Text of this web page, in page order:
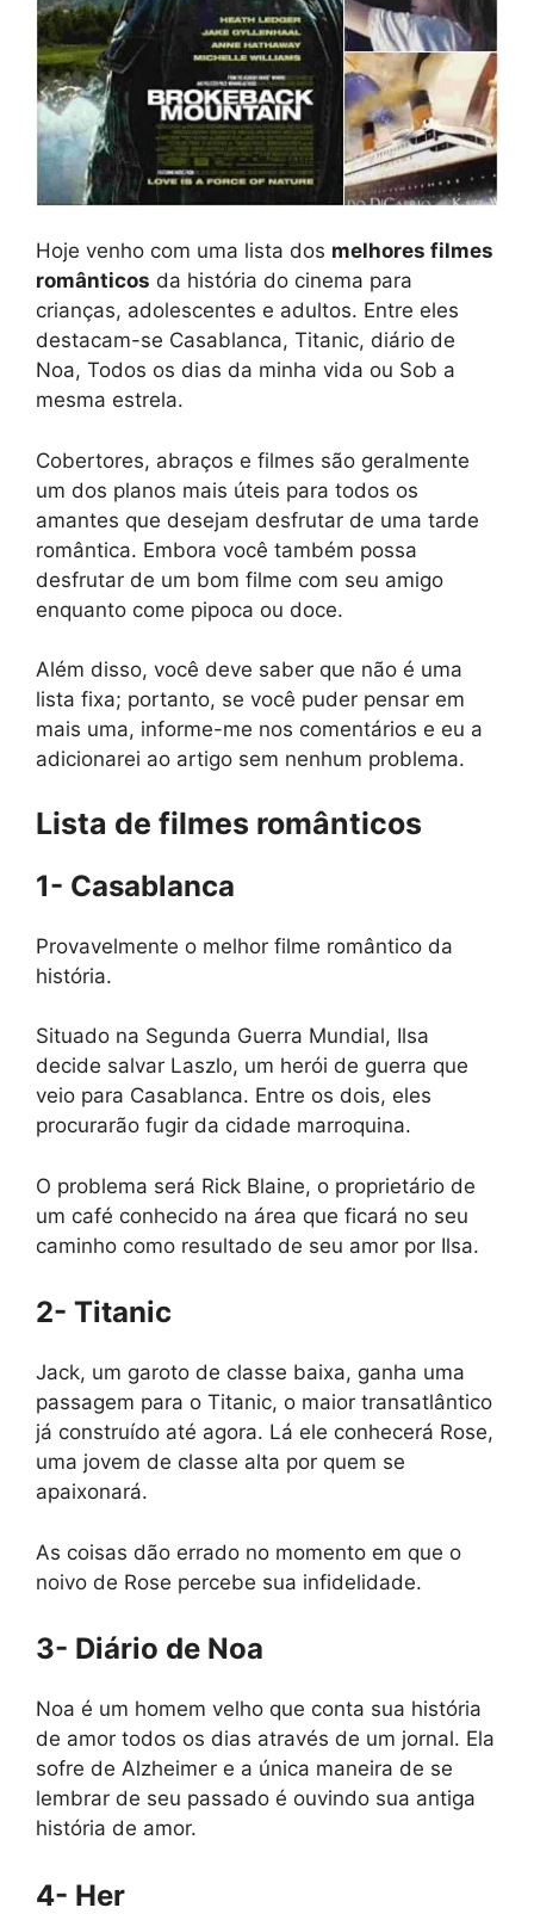
Hoje venho com uma lista dos melhores filmes
românticos da história do cinema para
crianças, adolescentes e adultos. Entre eles
destacam-se Casablanca, Titanic, diário de
Noa, Todos os dias da minha vida ou Sob a
mesma estrela.
Cobertores, abraços e filmes são geralmente
um dos planos mais úteis para todos os
amantes que desejam desfrutar de uma tarde
romântica. Embora você também possa
desfrutar de um bom filme com seu amigo
enquanto come pipoca ou doce.
Além disso, você deve saber que não é uma
lista fixa; portanto, se você puder pensar em
mais uma, informe-me nos comentários e eu a
adicionarei ao artigo sem nenhum problema.
Lista de filmes românticos
1- Casablanca
Provavelmente o melhor filme romântico da
história.
Situado na Segunda Guerra Mundial, Ilsa
decide salvar Laszlo, um herói de guerra que
veio para Casablanca. Entre os dois, eles
procurarão fugir da cidade marroquina.
O problema será Rick Blaine, o proprietário de
um café conhecido na área que ficará no seu
caminho como resultado de seu amor por Ilsa.
2- Titanic
Jack, um garoto de classe baixa, ganha uma
passagem para o Titanic, o maior transatlântico
já construído até agora. Lá ele conhecerá Rose,
uma jovem de classe alta por quem se
apaixonará.
As coisas dão errado no momento em que o
noivo de Rose percebe sua infidelidade.
3- Diário de Noa
Noa é um homem velho que conta sua história
de amor todos os dias através de um jornal. Ela
sofre de Alzheimer e a única maneira de se
lembrar de seu passado é ouvindo sua antiga
história de amor.
4- Her